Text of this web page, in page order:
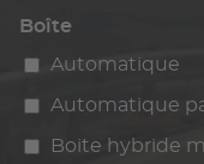
Boîte
Automatique
Automatique
Boite hybride